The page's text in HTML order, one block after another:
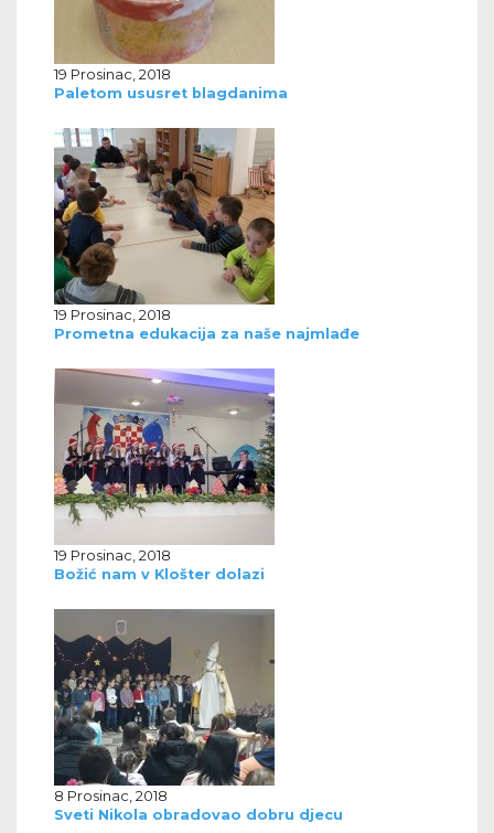
19 Prosinac, 2018
Paletom ususret blagdanima
19 Prosinac, 2018
Prometna edukacija za naše najmlađe
19 Prosinac, 2018
Božić nam v Klošter dolazi
8 Prosinac, 2018
Sveti Nikola obradovao dobru djecu